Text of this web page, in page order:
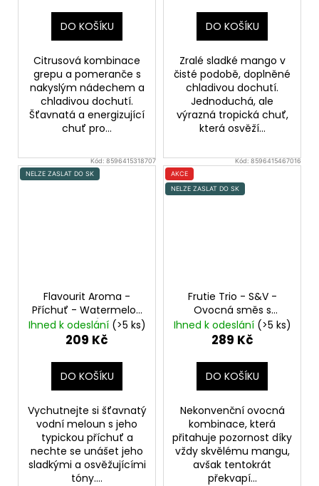
DO KOŠÍKU
Citrusová kombinace
grepu a pomeranče s
nakyslým nádechem a
chladivou dochutí.
Šťavnatá a energizující
chuť pro...
DO KOŠÍKU
Zralé sladké mango v
čisté podobě, doplněné
chladivou dochutí.
Jednoduchá, ale
výrazná tropická chuť,
která osvěží...
Kód: 8596415318707
NELZE ZASLAT DO SK
Flavourit Aroma -
Příchuť - Watermelon
Exclusive(Vodní
meloun)
Ihned k odeslání (>5 ks)
209 Kč
DO KOŠÍKU
Vychutnejte si šťavnatý
vodní meloun s jeho
typickou příchuť a
nechte se unášet jeho
sladkými a osvěžujícími
tóny....
Kód: 8596415467016
AKCE
NELZE ZASLAT DO SK
Frutie Trio - S&V -
Ovocná směs s
mangem - 10ml
Mango, Hruška,
Ihned k odeslání (>5 ks)
289 Kč
DO KOŠÍKU
Nekonvenční ovocná
kombinace, která
přitahuje pozornost díky
vždy skvělému mangu,
avšak tentokrát
překvapí...